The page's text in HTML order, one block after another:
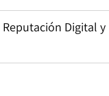
Digital y